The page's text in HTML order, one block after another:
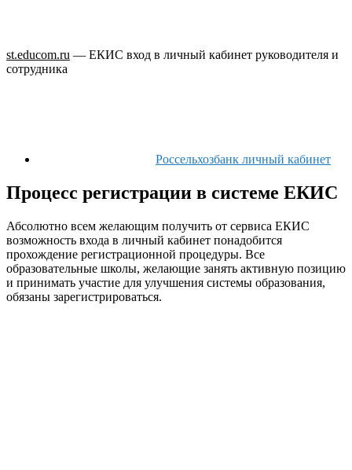
st.educom.ru — ЕКИС вход в личный кабинет руководителя и
сотрудника
Россельхозбанк личный кабинет
Процесс регистрации в системе ЕКИС
Абсолютно всем желающим получить от сервиса ЕКИС
возможность входа в личный кабинет понадобится
прохождение регистрационной процедуры. Все
образовательные школы, желающие занять активную позицию
и принимать участие для улучшения системы образования,
обязаны зарегистрироваться.